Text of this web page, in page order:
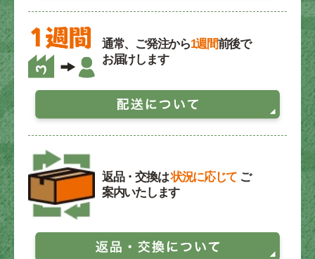
通常、ご発注から1週間前後で
お届けします
返品・交換は状況に応じて ご
案内いたします